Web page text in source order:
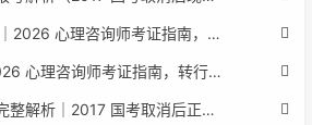
广州 / 深圳上班族必看｜2026 心理咨询师考证指南，转行副业、情绪疏导双收益
珠三角上班族必看｜2026 心理咨询师考证指南，转行副业、情绪疏导双收益
2026 心理咨询师报考完整解析｜2017 国考取消后正规报考标准、流程避坑指南